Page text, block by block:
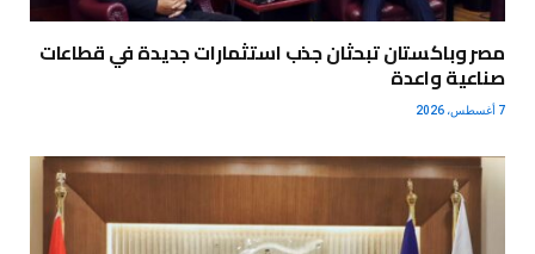
مصر وباكستان تبحثان جذب استثمارات جديدة في قطاعات
صناعية واعدة
7 أغسطس، 2026